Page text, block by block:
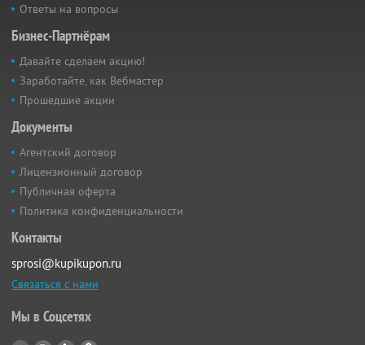
Ответы на вопросы
Бизнес-Партнёрам
Давайте сделаем акцию!
Заработайте, как Вебмастер
Прошедшие акции
Документы
Агентский договор
Лицензионный договор
Публичная оферта
Политика конфиденциальности
Контакты
sprosi@kupikupon.ru
Связаться с нами
Мы в Соцсетях